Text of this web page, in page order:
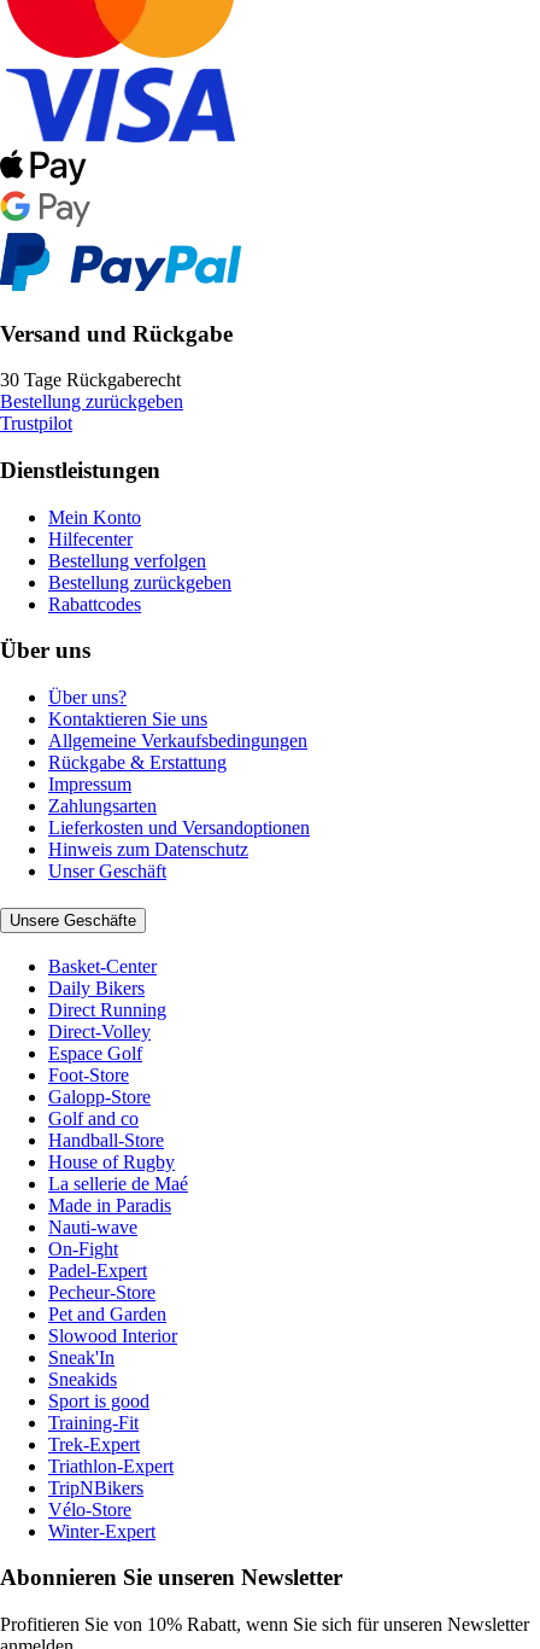
Versand und Rückgabe
30 Tage Rückgaberecht
Bestellung zurückgeben
Trustpilot
Dienstleistungen
Mein Konto
Hilfecenter
Bestellung verfolgen
Bestellung zurückgeben
Rabattcodes
Über uns
Über uns?
Kontaktieren Sie uns
Allgemeine Verkaufsbedingungen
Rückgabe & Erstattung
Impressum
Zahlungsarten
Lieferkosten und Versandoptionen
Hinweis zum Datenschutz
Unser Geschäft
Unsere Geschäfte
Basket-Center
Daily Bikers
Direct Running
Direct-Volley
Espace Golf
Foot-Store
Galopp-Store
Golf and co
Handball-Store
House of Rugby
La sellerie de Maé
Made in Paradis
Nauti-wave
On-Fight
Padel-Expert
Pecheur-Store
Pet and Garden
Slowood Interior
Sneak'In
Sneakids
Sport is good
Training-Fit
Trek-Expert
Triathlon-Expert
TripNBikers
Vélo-Store
Winter-Expert
Abonnieren Sie unseren Newsletter
Profitieren Sie von 10% Rabatt, wenn Sie sich für unseren Newsletter